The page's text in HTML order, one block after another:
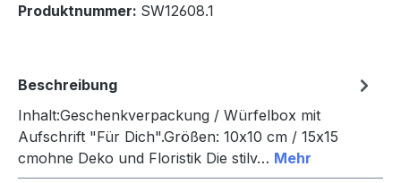
Produktnummer: SW12608.1
Beschreibung
Inhalt:Geschenkverpackung / Würfelbox mit
Aufschrift "Für Dich".Größen: 10x10 cm / 15x15
cmohne Deko und Floristik Die stilv… Mehr